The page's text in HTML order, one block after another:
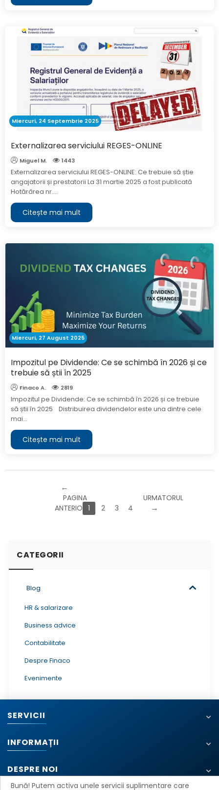
Miercuri, 24 Septembrie 2025
Externalizarea serviciului REGES-ONLINE
Miguel M. 1443
Externalizarea serviciului REGES-ONLINE: Ce trebuie să știe
angajatorii și prestatorii La 31 martie 2025 a fost publicată
Hotărârea nr....
Citește mai mult
Miercuri, 27 August 2025
​Impozitul pe Dividende: Ce se schimbă în 2026 și ce
trebuie să știi în 2025
Finaco A. 2819
Impozitul pe Dividende: Ce se schimbă în 2026 și ce trebuie
să știi în 2025 Distribuirea dividendelor este una dintre cele
mai...
Citește mai mult
PAGINA
ANTERIOARA
1 2 3 4
URMATORUL
CATEGORII
Blog
HR & salarizare
Business advice
Contabilitate
Despre Finaco
Evenimente
SERVICII
INFORMAȚII
DESPRE NOI
Bună! Putem activa unele servicii suplimentare care